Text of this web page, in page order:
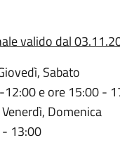
valido dal
Sabato
12:00 e ore 15:00 -
Domenica
13:00